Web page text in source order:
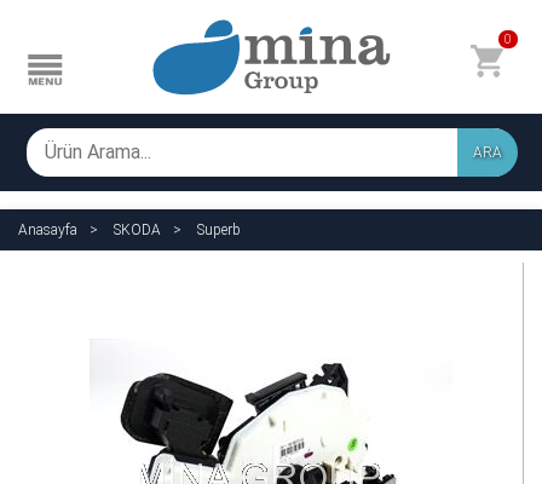
0
ARA
Anasayfa SKODA Superb